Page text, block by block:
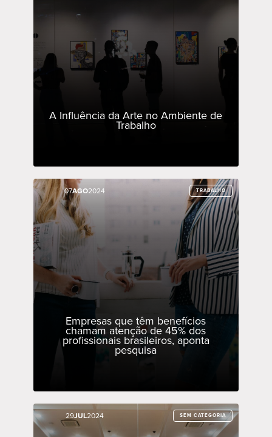
A Influência da Arte no Ambiente de
Trabalho
07AGO2024 TRABALHO
Empresas que têm benefícios
chamam atenção de 45% dos
profissionais brasileiros, aponta
pesquisa
07AGO2024 TRABALHO
29JUL2024 SEM CATEGORIA
29JUL2024 SEM CATEGORIA